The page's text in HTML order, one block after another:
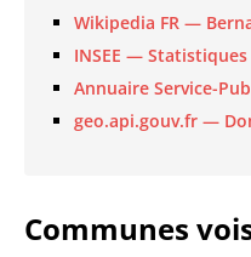
Wikipedia FR —
INSEE —
Annuaire Service-
geo.api.gouv.fr —
Communes